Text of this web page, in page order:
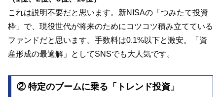
これは説明不要だと思います。新NISAの「つみたて投資
枠」で、現役世代が将来のためにコツコツ積み立てている
ファンドだと思います。手数料は0.1%以下と激安。「資
産形成の最適解」としてSNSでも大人気です。
② 特定のブームに乗る「トレンド投資」